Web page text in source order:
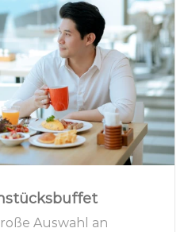
Auswahl an